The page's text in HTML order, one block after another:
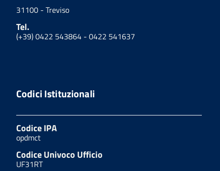
31100 - Treviso
Tel.
(+39) 0422 543864 - 0422 541637
Codici Istituzionali
Codice IPA
opdmct
Codice Univoco Ufficio
UF31RT